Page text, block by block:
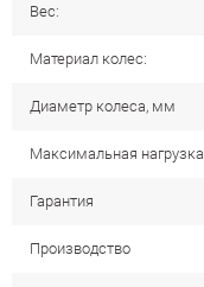
Вес:
Материал колес:
Диаметр колеса, мм
Максимальная нагрузка
Гарантия
Производство